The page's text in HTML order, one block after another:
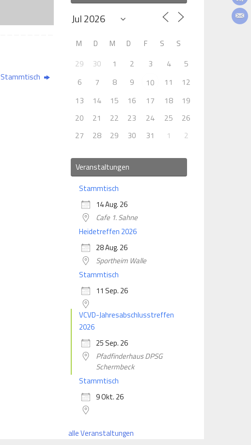
Stammtisch
M D M D F S S
29 30 1 2 3 4
5
6
7 8 9 10 11
12
13
14 15 16 17 18
19
20
21 22 23 24 25
26
27
28 29 30 31 1 2
Veranstaltungen
Stammtisch
14 Aug. 26
Cafe 1. Sahne
Heidetreffen 2026
28 Aug. 26
Sportheim Walle
Stammtisch
11 Sep. 26
VCVD-Jahresabschlusstreffen
2026
25 Sep. 26
Pfadfinderhaus DPSG
Schermbeck
Stammtisch
9 Okt. 26
alle Veranstaltungen